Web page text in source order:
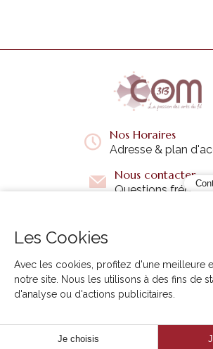
Nos Horaires
Adresse & plan
Nous contacter
Questions
Les Cookies
Avec les cookies, profitez d'une meilleure
notre site. Nous les utilisons à des fins de
d'analyse ou d'actions publicitaires.
Je choisis